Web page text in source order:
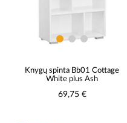
Knygų spinta Bb01 Cottage
White plus Ash
69,75 €